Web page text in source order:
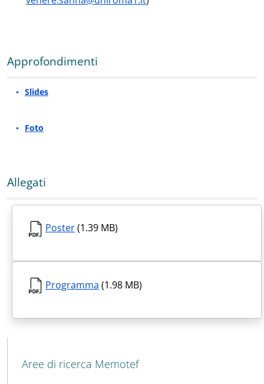
Approfondimenti
Slides
Foto
Allegati
Poster(1.39 MB)
Programma (1.98 MB)
MENU CEV SECOND NAVIGATION
Aree di ricerca Memotef